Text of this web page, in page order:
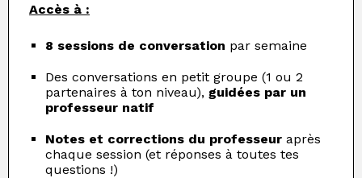
Accès à :
8 sessions de conversation par semaine
Des conversations en petit groupe (1 ou 2
partenaires à ton niveau), guidées par un
professeur natif
Notes et corrections du professeur après
chaque session (et réponses à toutes tes
questions !)